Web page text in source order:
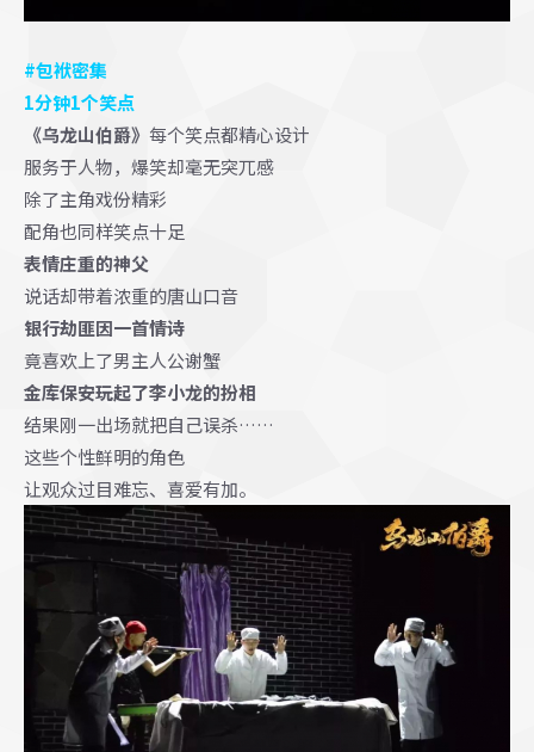
#包袱密集
1分钟1个笑点
《乌龙山伯爵》 每个笑点都精心设计
服务于人物，爆笑却毫无突兀感
除了主角戏份精彩
配角也同样笑点十足
表情庄重的神父
说话却带着浓重的唐山口音
银行劫匪因一首情诗
竟喜欢上了男主人公谢蟹
金库保安玩起了李小龙的扮相
结果刚一出场就把自己误杀……
这些个性鲜明的角色
让观众过目难忘、喜爱有加。